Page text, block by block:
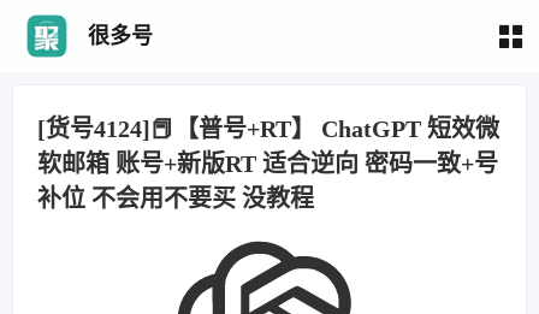
很多号
[货号4124]📕【普号+RT】 ChatGPT 短效微
软邮箱 账号+新版RT 适合逆向 密码一致+号
补位 不会用不要买 没教程